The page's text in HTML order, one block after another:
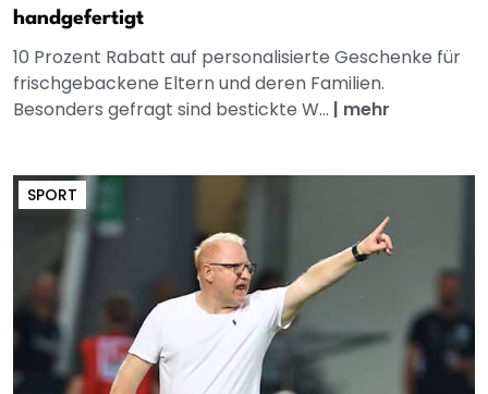
handgefertigt
10 Prozent Rabatt auf personalisierte Geschenke für
frischgebackene Eltern und deren Familien.
Besonders gefragt sind bestickte W... | mehr
SPORT